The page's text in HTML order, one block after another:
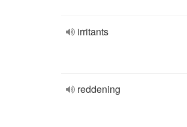
irritants
reddening